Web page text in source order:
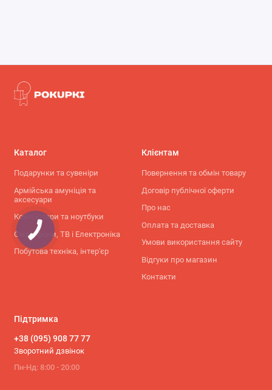
Каталог
Подарунки та сувеніри
Армійська амуніція та
аксесуари
Комп'ютери та ноутбуки
Смартфони, ТВ і Електроніка
Побутова техніка, інтер'єр
Клієнтам
Повернення та обмін товару
Договір публічної оферти
Про нас
Оплата та доставка
Умови використання сайту
Відгуки про магазин
Контакти
Підтримка
+38 (095) 908 77 77
Зворотний дзвінок
Пн-Нд: 8:00 - 20:00